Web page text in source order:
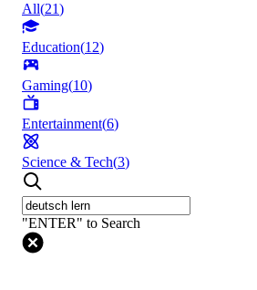
All(21)
Education(12)
Gaming(10)
Entertainment(6)
Science & Tech(3)
"ENTER" to Search